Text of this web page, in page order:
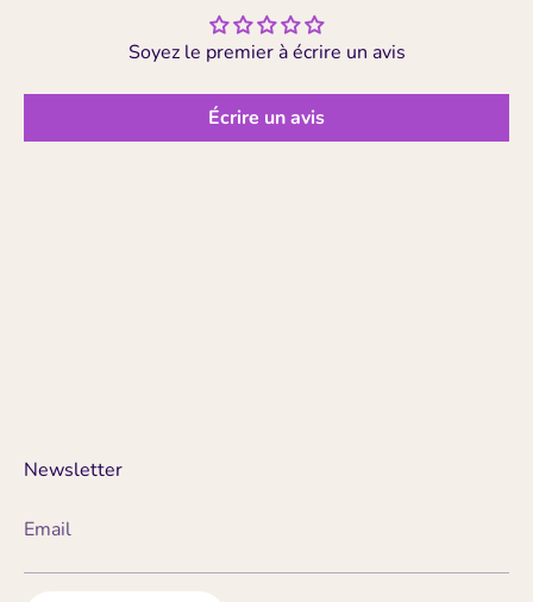
Soyez le premier à écrire un avis
Écrire un avis
Newsletter
Email